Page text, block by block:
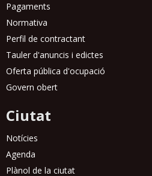
Pagaments
Normativa
Perfil de contractant
Tauler d'anuncis i edictes
Oferta pública d'ocupació
Govern obert
Ciutat
Notícies
Agenda
Plànol de la ciutat